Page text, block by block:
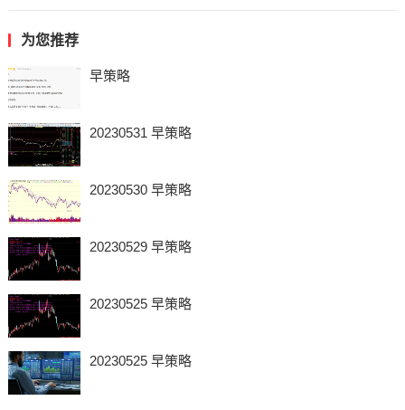
为您推荐
早策略
20230531 早策略
20230530 早策略
20230529 早策略
20230525 早策略
20230525 早策略